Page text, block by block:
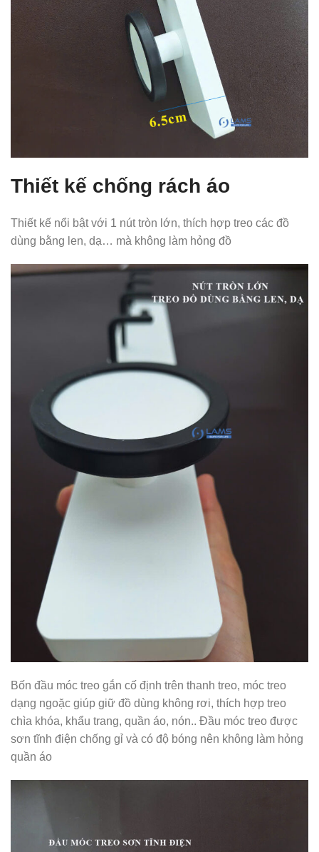
Thiết kế chống rách áo
Thiết kế nổi bật với 1 nút tròn lớn, thích hợp treo các đồ
dùng bằng len, dạ… mà không làm hỏng đồ
Bốn đầu móc treo gắn cố định trên thanh treo, móc treo
dạng ngoặc giúp giữ đồ dùng không rơi, thích hợp treo
chìa khóa, khẩu trang, quần áo, nón.. Đầu móc treo được
sơn tĩnh điện chống gỉ và có độ bóng nên không làm hỏng
quần áo